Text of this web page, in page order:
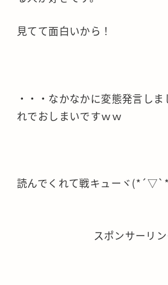
見てて面白いから！
・・・なかなかに変態発言し
れでおしまいですｗｗ
読んでくれて戦キューヾ
スポンサーリ